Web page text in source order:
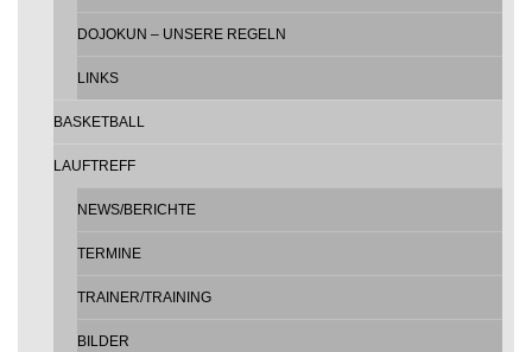
DOJOKUN – UNSERE REGELN
LINKS
BASKETBALL
LAUFTREFF
NEWS/BERICHTE
TERMINE
TRAINER/TRAINING
BILDER